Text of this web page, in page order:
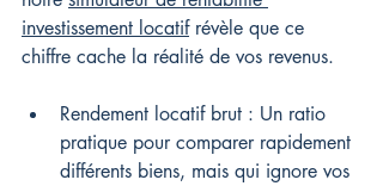
investissement locatif révèle que ce
chiffre cache la réalité de vos revenus.
Rendement locatif brut : Un ratio
pratique pour comparer rapidement
différents biens, mais qui ignore vos